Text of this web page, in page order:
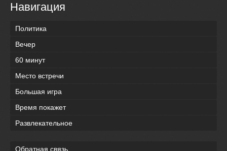
Навигация
Политика
Вечер
60 минут
Место встречи
Большая игра
Время покажет
Развлекательное
Обратная связь